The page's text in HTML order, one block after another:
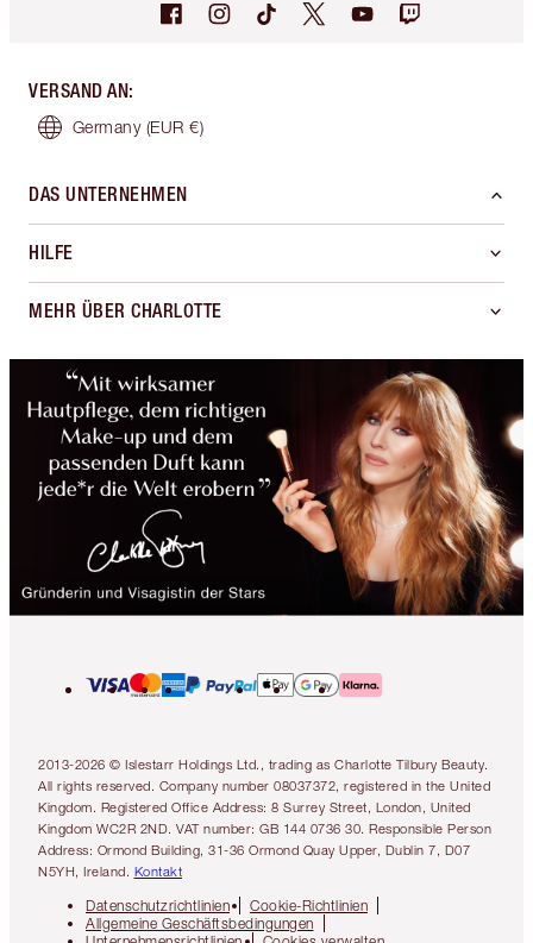
VERSAND AN:
Germany (EUR €)
DAS UNTERNEHMEN
HILFE
MEHR ÜBER CHARLOTTE
2013-2026 © Islestarr Holdings Ltd., trading as Charlotte Tilbury Beauty.
All rights reserved. Company number 08037372, registered in the United
Kingdom. Registered Office Address: 8 Surrey Street, London, United
Kingdom WC2R 2ND. VAT number: GB 144 0736 30. Responsible Person
Address: Ormond Building, 31-36 Ormond Quay Upper, Dublin 7, D07
N5YH, Ireland. Kontakt
Datenschutzrichtlinien
Cookie-Richtlinien
Allgemeine Geschäftsbedingungen